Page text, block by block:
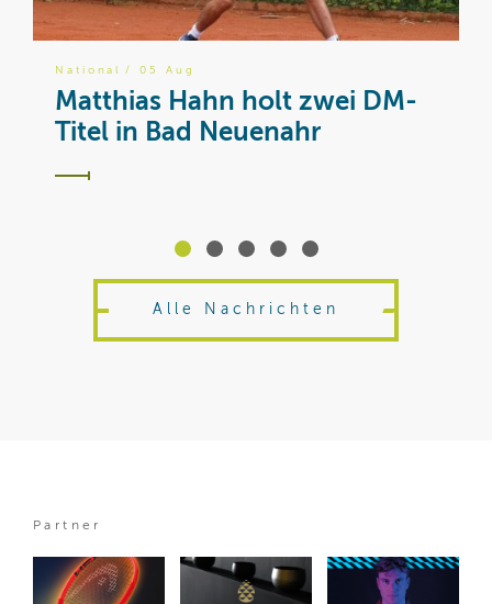
National / 05 Aug
Matthias Hahn holt zwei DM-
Titel in Bad Neuenahr
Alle Nachrichten
Partner